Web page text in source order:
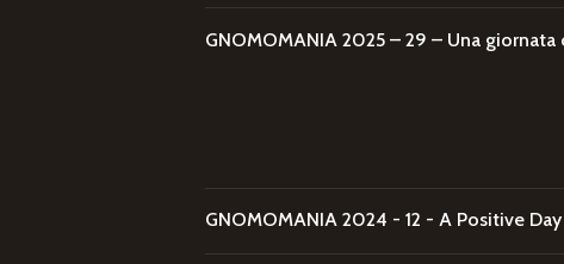
GNOMOMANIA 2025 – 29 – Una
GNOMOMANIA 2024 - 12 - A Positive